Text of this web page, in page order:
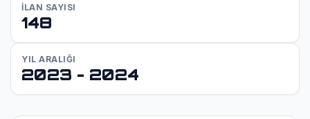
İLAN SAYISI
148
YIL ARALIĞI
2023 - 2024